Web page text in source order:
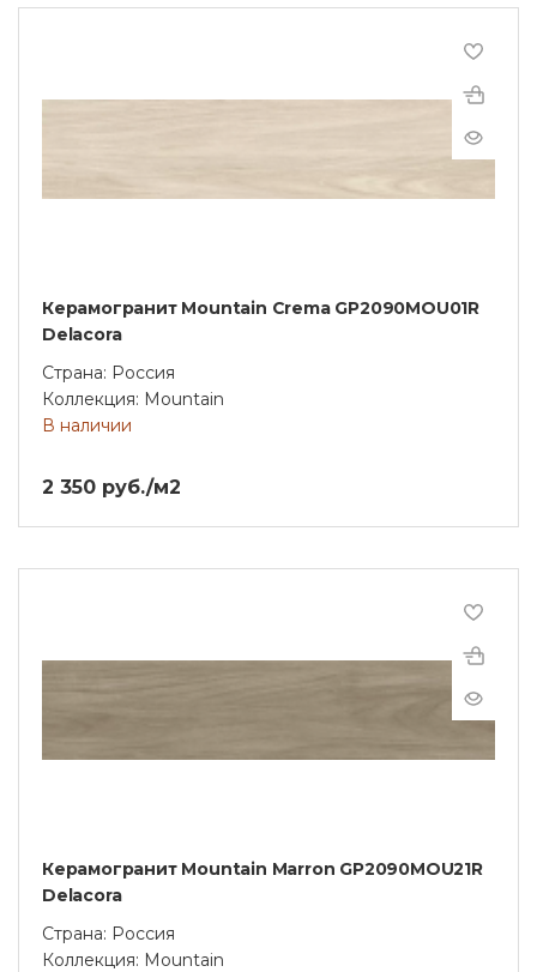
Керамогранит Mountain Crema GP2090MOU01R
Delacora
Страна: Россия
Коллекция: Mountain
В наличии
2 350 руб./м2
Керамогранит Mountain Marron GP2090MOU21R
Delacora
Страна: Россия
Коллекция: Mountain